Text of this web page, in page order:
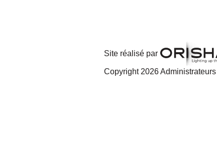
Site réalisé par
Copyright 2026